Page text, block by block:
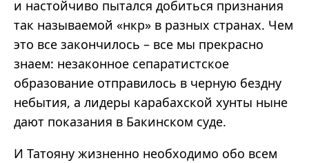
и настойчиво пытался добиться признания
так называемой «нкр» в разных странах. Чем
это все закончилось – все мы прекрасно
знаем: незаконное сепаратистское
образование отправилось в черную бездну
небытия, а лидеры карабахской хунты ныне
дают показания в Бакинском суде.
И Татояну жизненно необходимо обо всем